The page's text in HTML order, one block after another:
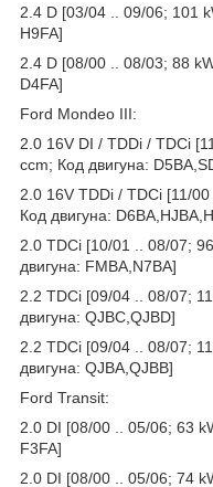
2.4 D [03/04 .. 09/06; 101
H9FA]
2.4 D [08/00 .. 08/03; 88
D4FA]
Ford Mondeo III:
2.0 16V DI / TDDi / TDCi
ccm; Код двигуна:
2.0 16V TDDi / TDCi [11/
Код двигуна:
2.0 TDCi [10/01 .. 08/07;
двигуна: FMBA,N7BA]
2.2 TDCi [09/04 .. 08/07;
двигуна: QJBC,QJBD]
2.2 TDCi [09/04 .. 08/07;
двигуна: QJBA,QJBB]
Ford Transit:
2.0 DI [08/00 .. 05/06; 63
F3FA]
2.0 DI [08/00 .. 05/06; 74